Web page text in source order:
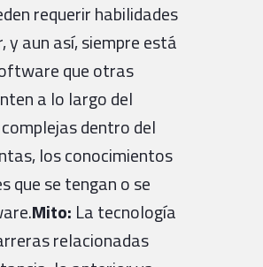
requerir habilidades
aun así, siempre está
que otras
a lo largo del
dentro del
los conocimientos
que se tengan o se
Mito: La tecnología
relacionadas